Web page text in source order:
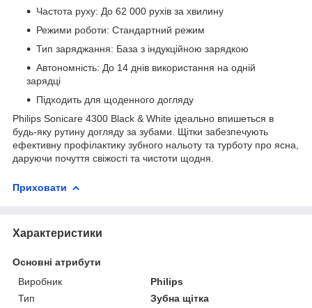
Частота руху: До 62 000 рухів за хвилину
Режими роботи: Стандартний режим
Тип заряджання: База з індукційною зарядкою
Автономність: До 14 днів використання на одній
зарядці
Підходить для щоденного догляду
Philips Sonicare 4300 Black & White ідеально впишеться в
будь-яку рутину догляду за зубами. Щітки забезпечують
ефективну профілактику зубного нальоту та турботу про ясна,
даруючи почуття свіжості та чистоти щодня.
Приховати
Характеристики
Основні атрибути
Виробник
Philips
Тип
Зубна щітка